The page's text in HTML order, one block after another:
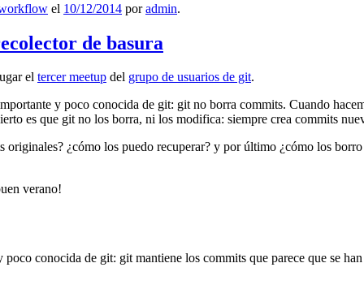
el 10/12/2014 poradmin.
de basura
el tercer meetup del grupo de usuarios de git.
y poco conocida de git: git no borra commits. Cuando
es que git no los borra, ni los modifica: siempre crea commits
¿cómo los puedo recuperar? y por último ¿cómo los
verano!
conocida de git: git mantiene los commits que parece que se